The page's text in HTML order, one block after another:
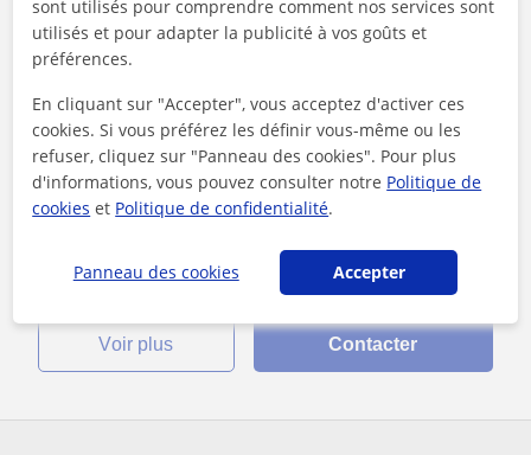
Genappe
Étudiant en 3ème année Ingénieur Industriel,
donne cours en néerlandais et en français !
Chèrs parents/élèves, c'est avec une immense joie que
j'enseignerai les élèves de primaire et de secondaire!Etant
voir plus Contacter
sont utilisés pour comprendre comment nos services sont
utilisés et pour adapter la publicité à vos goûts et
préférences.
En cliquant sur "Accepter", vous acceptez d'activer ces
cookies. Si vous préférez les définir vous-même ou les
refuser, cliquez sur "Panneau des cookies". Pour plus
d'informations, vous pouvez consulter notre Politique de
cookies et Politique de confidentialité.
Panneau des cookies Accepter